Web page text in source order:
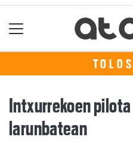
Intxurrekoen
larunbatean